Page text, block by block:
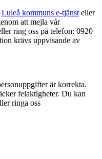
Luleå kommuns e-tjänst eller
att mejla vår
ring oss på telefon: 0920
krävs uppvisande av
är korrekta.
felaktigheter. Du kan
ringa oss